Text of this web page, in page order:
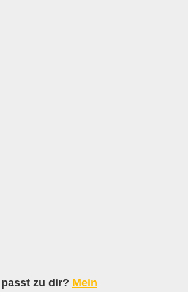
zu dir? Mein